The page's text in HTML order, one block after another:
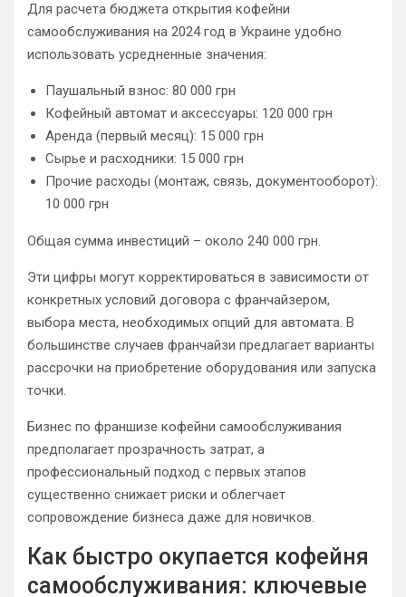
Для расчета бюджета открытия кофейни
самообслуживания на 2024 год в Украине удобно
использовать усредненные значения:
Паушальный взнос: 80 000 грн
Кофейный автомат и аксессуары: 120 000 грн
Аренда (первый месяц): 15 000 грн
Сырье и расходники: 15 000 грн
Прочие расходы (монтаж, связь, документооборот):
10 000 грн
Общая сумма инвестиций – около 240 000 грн.
Эти цифры могут корректироваться в зависимости от
конкретных условий договора с франчайзером,
выбора места, необходимых опций для автомата. В
большинстве случаев франчайзи предлагает варианты
рассрочки на приобретение оборудования или запуска
точки.
Бизнес по франшизе кофейни самообслуживания
предполагает прозрачность затрат, а
профессиональный подход с первых этапов
существенно снижает риски и облегчает
сопровождение бизнеса даже для новичков.
Как быстро окупается кофейня
самообслуживания: ключевые